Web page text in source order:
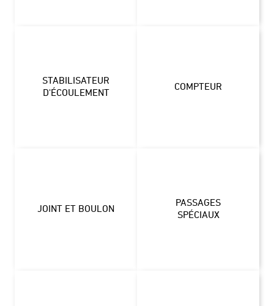
STABILISATEUR
D'ÉCOULEMENT
COMPTEUR
JOINT ET BOULON
PASSAGES
SPÉCIAUX